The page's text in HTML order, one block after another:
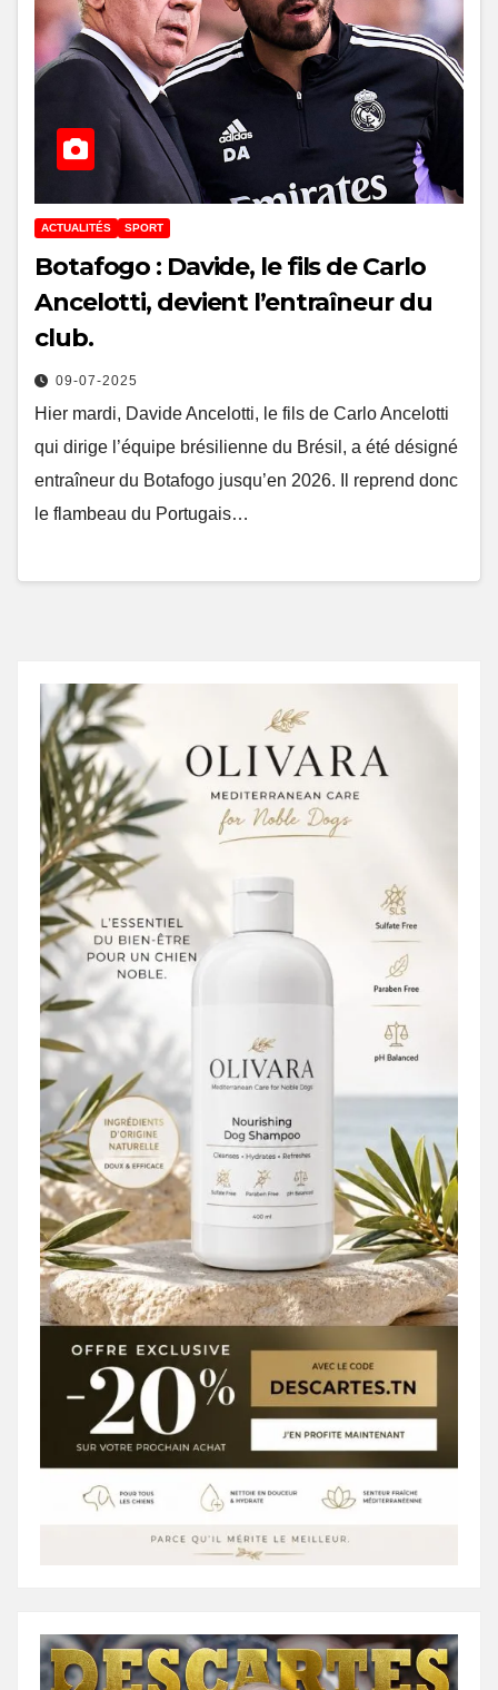
ACTUALITÉS SPORT
Botafogo : Davide, le fils de Carlo
Ancelotti, devient l’entraîneur du
club.
09-07-2025
Hier mardi, Davide Ancelotti, le fils de Carlo Ancelotti
qui dirige l’équipe brésilienne du Brésil, a été désigné
entraîneur du Botafogo jusqu’en 2026. Il reprend donc
le flambeau du Portugais…